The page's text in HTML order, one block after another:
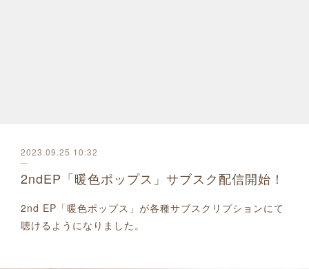
2023.09.25 10:32
2ndEP「暖色ポップス」サブスク配信開始！
2nd EP「暖色ポップス」が各種サブスクリプションにて
聴けるようになりました。